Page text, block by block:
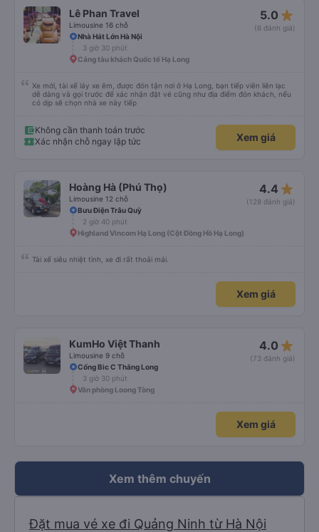
Lê Phan Travel
Limousine 16 chỗ
5.0 star_rate
(6 đánh giá)
Nhà Hát Lớn Hà Nội
3 giờ 30 phút
Cảng tàu khách Quốc tế Hạ Long
Xe mới, tài xế láy xe êm, được đón tận nơi ở Hạ Long, bạn tiếp viên liên lạc
dễ dàng và gọi trước để xác nhận đặt vé cũng như địa điểm đón khách, nếu
có dịp sẽ chọn nhà xe này tiếp
Không cần thanh toán trước
Xác nhận chỗ ngay lập tức
Xem giá
Hoàng Hà (Phú Thọ)
Limousine 12 chỗ
4.4 star_rate
(128 đánh giá)
Bưu Điện Trâu Quỳ
2 giờ 40 phút
Highland Vincom Hạ Long (Cột Đồng Hồ Hạ Long)
Tài xế siêu nhiệt tình, xe đi rất thoải mái.
Xem giá
KumHo Việt Thanh
Limousine 9 chỗ
4.0 star_rate
(73 đánh giá)
Cổng Bic C Thăng Long
3 giờ 30 phút
Văn phòng Loong Tòng
Xem giá
Xem thêm chuyến
Đặt mua vé xe đi Quảng Ninh từ Hà Nội